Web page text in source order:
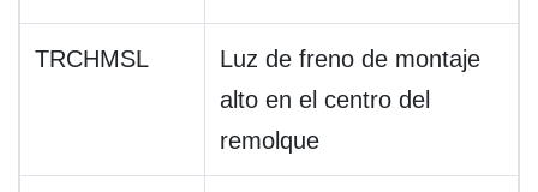
TRCHMSL
Luz de freno de montaje
alto en el centro del
remolque